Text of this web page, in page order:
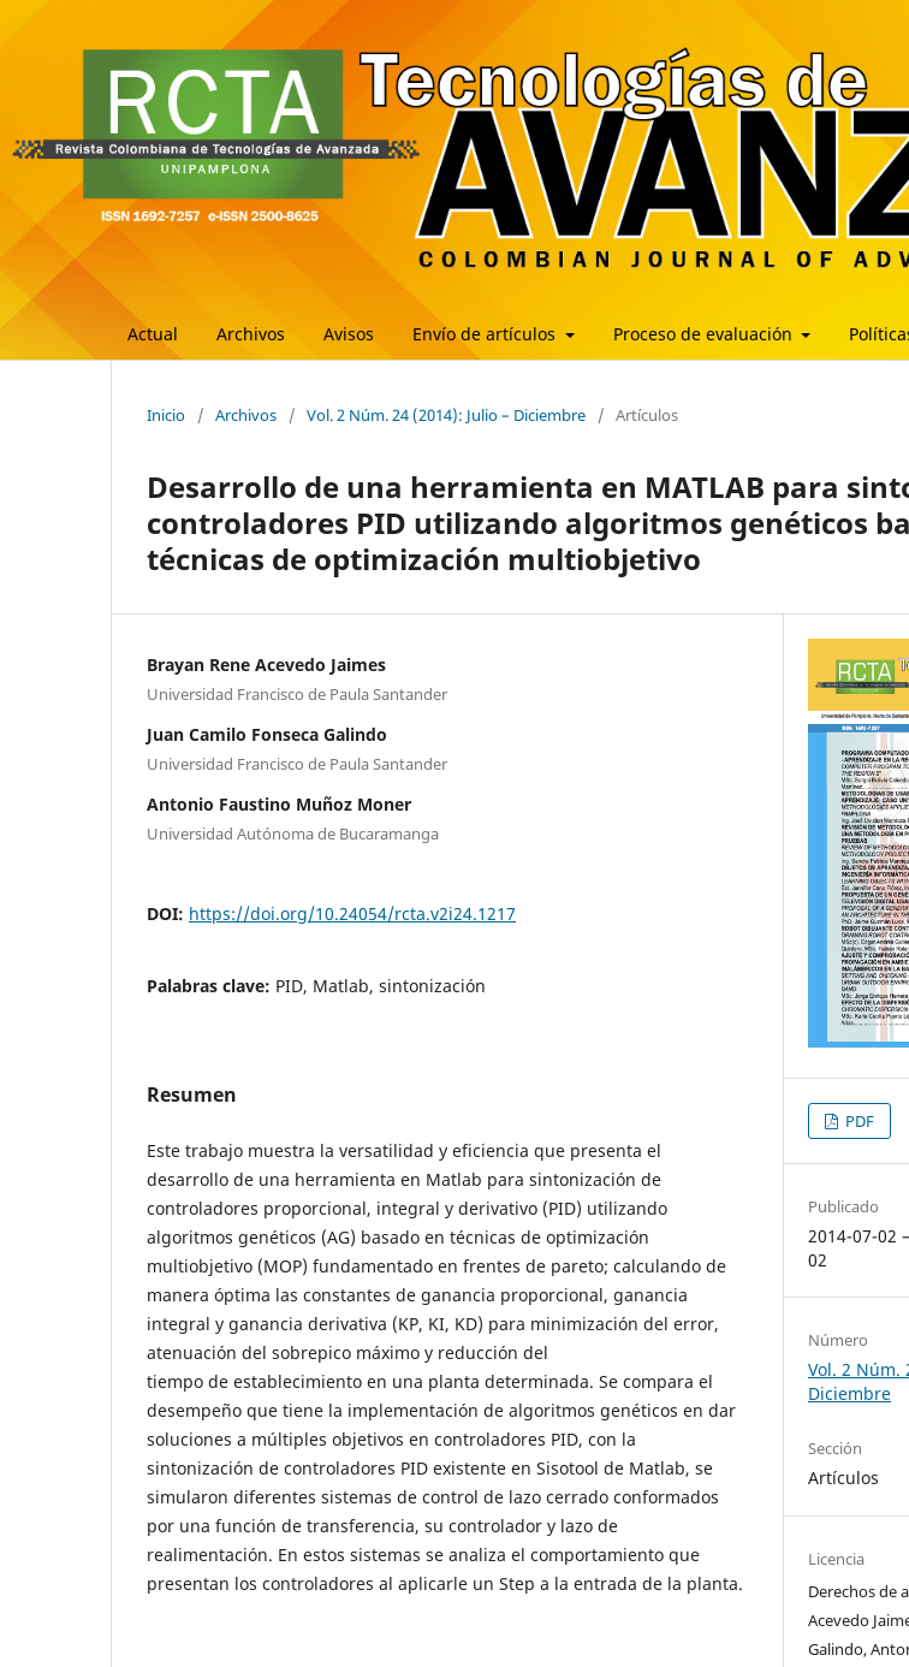
Actual Archivos Avisos Envío de artículos Proceso de evaluación
Inicio / Archivos / Vol. 2 Núm. 24 (2014): Julio – Diciembre / Artículos
Desarrollo de una herramienta en MATLAB para
controladores PID utilizando algoritmos genéticos
técnicas de optimización multiobjetivo
Brayan Rene Acevedo Jaimes
Universidad Francisco de Paula Santander
Juan Camilo Fonseca Galindo
Universidad Francisco de Paula Santander
Antonio Faustino Muñoz Moner
Universidad Autónoma de Bucaramanga
DOI: https://doi.org/10.24054/rcta.v2i24.1217
Palabras clave: PID, Matlab, sintonización
Resumen
Este trabajo muestra la versatilidad y eficiencia que presenta el
desarrollo de una herramienta en Matlab para sintonización de
controladores proporcional, integral y derivativo (PID) utilizando
algoritmos genéticos (AG) basado en técnicas de optimización
multiobjetivo (MOP) fundamentado en frentes de pareto; calculando de
manera óptima las constantes de ganancia proporcional, ganancia
integral y ganancia derivativa (KP, KI, KD) para minimización del error,
atenuación del sobrepico máximo y reducción del
tiempo de establecimiento en una planta determinada. Se compara el
desempeño que tiene la implementación de algoritmos genéticos en dar
soluciones a múltiples objetivos en controladores PID, con la
sintonización de controladores PID existente en Sisotool de Matlab, se
simularon diferentes sistemas de control de lazo cerrado conformados
por una función de transferencia, su controlador y lazo de
realimentación. En estos sistemas se analiza el comportamiento que
presentan los controladores al aplicarle un Step a la entrada de la planta.
PDF
Publicado
2014-07-02
02
Número
Vol. 2 Núm.
Diciembre
Sección
Artículos
Licencia
Derechos de
Acevedo
Galindo,